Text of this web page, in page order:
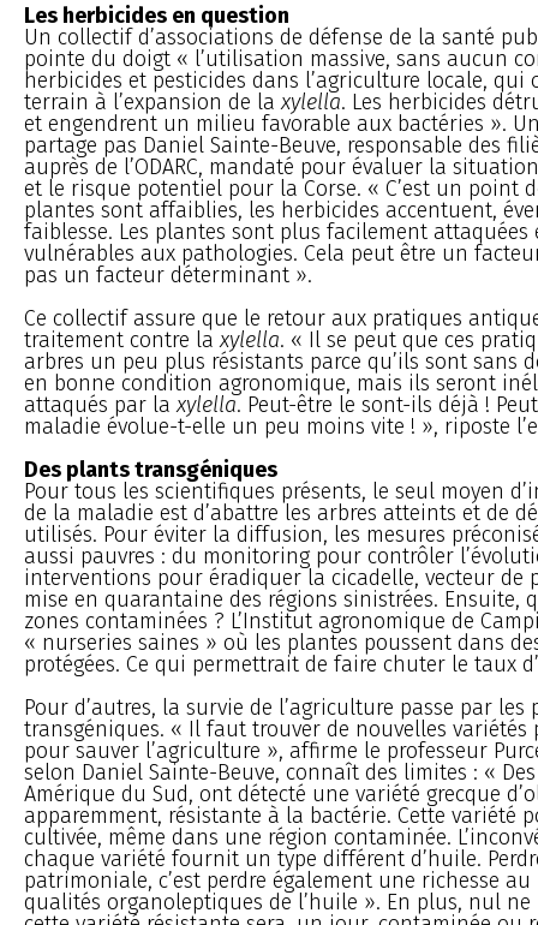
Les herbicides en question
Un collectif d’associations de défense de la santé
pointe du doigt « l’utilisation massive, sans aucun
herbicides et pesticides dans l’agriculture locale, qui
terrain à l’expansion de laxylella. Les herbicides
et engendrent un milieu favorable aux bactéries ».
partage pas Daniel Sainte-Beuve, responsable des
auprès de l’ODARC, mandaté pour évaluer la
et le risque potentiel pour la Corse. « C’est un point
plantes sont affaiblies, les herbicides accentuent,
faiblesse. Les plantes sont plus facilement
vulnérables aux pathologies. Cela peut être un
pas un facteur déterminant ».
Ce collectif assure que le retour aux pratiques
traitement contre laxylella. « Il se peut que ces
arbres un peu plus résistants parce qu’ils sont sans
en bonne condition agronomique, mais ils seront
attaqués par laxylella. Peut-être le sont-ils déjà !
maladie évolue-t-elle un peu moins vite ! », riposte
Des plants transgéniques
Pour tous les scientifiques présents, le seul moyen
de la maladie est d’abattre les arbres atteints et de
utilisés. Pour éviter la diffusion, les mesures
aussi pauvres : du monitoring pour contrôler
interventions pour éradiquer la cicadelle, vecteur de
mise en quarantaine des régions sinistrées. Ensuite,
zones contaminées ? L’Institut agronomique de
« nurseries saines » où les plantes poussent dans
protégées. Ce qui permettrait de faire chuter le taux
Pour d’autres, la survie de l’agriculture passe par les
transgéniques. « Il faut trouver de nouvelles variétés
pour sauver l’agriculture », affirme le professeur
selon Daniel Sainte-Beuve, connaît des limites : «
Amérique du Sud, ont détecté une variété grecque
apparemment, résistante à la bactérie. Cette variété
cultivée, même dans une région contaminée.
chaque variété fournit un type différent d’huile.
patrimoniale, c’est perdre également une richesse
qualités organoleptiques de l’huile ». En plus, nul